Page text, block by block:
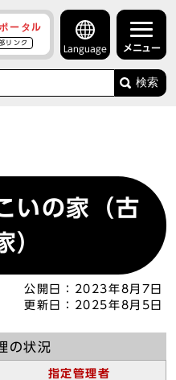
ータル
リンク
Language メニュー
検索
いの家（古
）
公開日：
2023年8月7日
更新日：
2025年8月5日
の状況
指定管理者